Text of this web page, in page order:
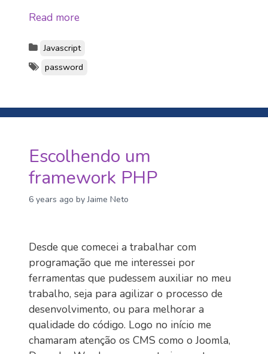
Read more
Javascript
password
Escolhendo um
framework PHP
6 years ago by Jaime Neto
Desde que comecei a trabalhar com
programação que me interessei por
ferramentas que pudessem auxiliar no meu
trabalho, seja para agilizar o processo de
desenvolvimento, ou para melhorar a
qualidade do código. Logo no início me
chamaram atenção os CMS como o Joomla,